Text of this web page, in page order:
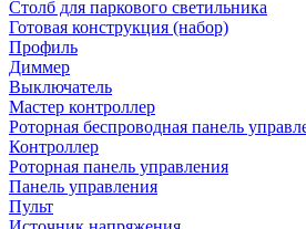
Столб для паркового светильника
Готовая конструкция (набор)
Профиль
Диммер
Выключатель
Мастер контроллер
Роторная беспроводная панель
Контроллер
Роторная панель управления
Панель управления
Пульт